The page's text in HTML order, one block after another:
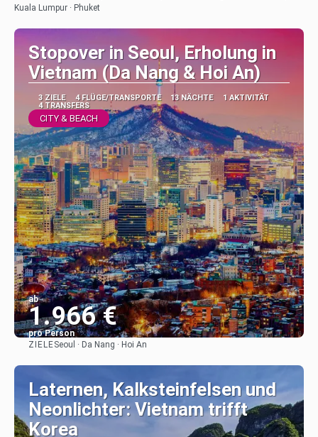
Kuala Lumpur · Phuket
Stopover in Seoul, Erholung in
Vietnam (Da Nang & Hoi An)
3 ZIELE 4 FLÜGE/TRANSPORTE 13 NÄCHTE
1 AKTIVITÄT
4 TRANSFERS
CITY & BEACH
ab
1.966 €
pro Person
ZIELESeoul · Da Nang · Hoi An
Laternen, Kalksteinfelsen und
Neonlichter: Vietnam trifft
Korea